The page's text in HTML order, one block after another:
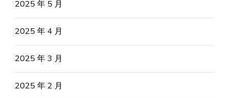
2025 年 5 月
2025 年 4 月
2025 年 3 月
2025 年 2 月